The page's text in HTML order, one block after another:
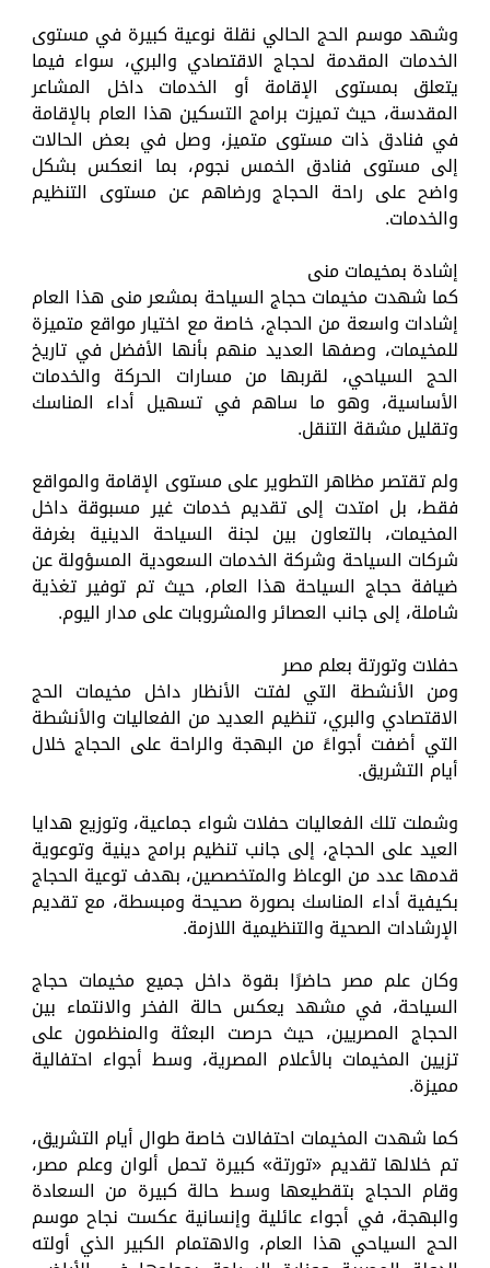
وشهد موسم الحج الحالي نقلة نوعية كبيرة في مستوى
الخدمات المقدمة لحجاج الاقتصادي والبري، سواء فيما
يتعلق بمستوى الإقامة أو الخدمات داخل المشاعر
المقدسة، حيث تميزت برامج التسكين هذا العام بالإقامة
في فنادق ذات مستوى متميز، وصل في بعض الحالات
إلى مستوى فنادق الخمس نجوم، بما انعكس بشكل
واضح على راحة الحجاج ورضاهم عن مستوى التنظيم
والخدمات.
إشادة بمخيمات منى
كما شهدت مخيمات حجاج السياحة بمشعر منى هذا العام
إشادات واسعة من الحجاج، خاصة مع اختيار مواقع متميزة
للمخيمات، وصفها العديد منهم بأنها الأفضل في تاريخ
الحج السياحي، لقربها من مسارات الحركة والخدمات
الأساسية، وهو ما ساهم في تسهيل أداء المناسك
وتقليل مشقة التنقل.
ولم تقتصر مظاهر التطوير على مستوى الإقامة والمواقع
فقط، بل امتدت إلى تقديم خدمات غير مسبوقة داخل
المخيمات، بالتعاون بين لجنة السياحة الدينية بغرفة
شركات السياحة وشركة الخدمات السعودية المسؤولة عن
ضيافة حجاج السياحة هذا العام، حيث تم توفير تغذية
شاملة، إلى جانب العصائر والمشروبات على مدار اليوم.
حفلات وتورتة بعلم مصر
ومن الأنشطة التي لفتت الأنظار داخل مخيمات الحج
الاقتصادي والبري، تنظيم العديد من الفعاليات والأنشطة
التي أضفت أجواءً من البهجة والراحة على الحجاج خلال
أيام التشريق.
وشملت تلك الفعاليات حفلات شواء جماعية، وتوزيع هدايا
العيد على الحجاج، إلى جانب تنظيم برامج دينية وتوعوية
قدمها عدد من الوعاظ والمتخصصين، بهدف توعية الحجاج
بكيفية أداء المناسك بصورة صحيحة ومبسطة، مع تقديم
الإرشادات الصحية والتنظيمية اللازمة.
وكان علم مصر حاضرًا بقوة داخل جميع مخيمات حجاج
السياحة، في مشهد يعكس حالة الفخر والانتماء بين
الحجاج المصريين، حيث حرصت البعثة والمنظمون على
تزيين المخيمات بالأعلام المصرية، وسط أجواء احتفالية
مميزة.
كما شهدت المخيمات احتفالات خاصة طوال أيام التشريق،
تم خلالها تقديم «تورتة» كبيرة تحمل ألوان وعلم مصر،
وقام الحجاج بتقطيعها وسط حالة كبيرة من السعادة
والبهجة، في أجواء عائلية وإنسانية عكست نجاح موسم
الحج السياحي هذا العام، والاهتمام الكبير الذي أولته